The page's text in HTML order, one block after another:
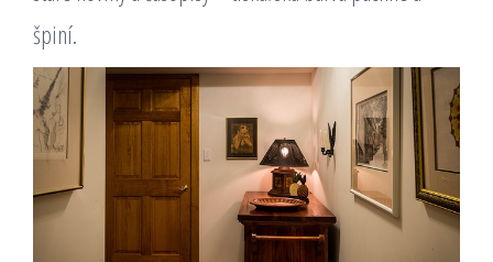
špiní.